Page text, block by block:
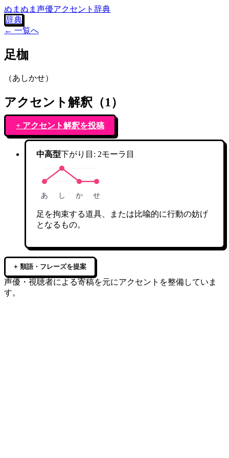
ぬまぬま声優アクセント辞典
辞典
← 一覧へ
足枷
（あしかせ）
アクセント解釈（1）
+ アクセント解釈を投稿
中高型下がり目: 2モーラ目
あ し か せ
足を拘束する道具、または比喩的に行動の妨げ
となるもの。
+ 類語・フレーズを提案
声優・視聴者による寄稿を元にアクセントを整備していま
す。